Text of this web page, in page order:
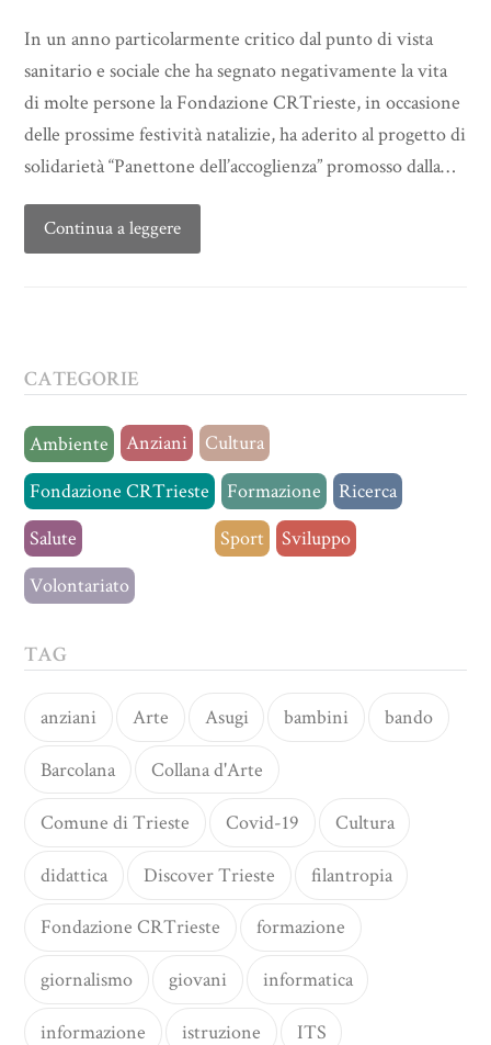
In un anno particolarmente critico dal punto di vista
sanitario e sociale che ha segnato negativamente la vita
di molte persone la Fondazione CRTrieste, in occasione
delle prossime festività natalizie, ha aderito al progetto di
solidarietà “Panettone dell’accoglienza” promosso dalla…
Continua a leggere
CATEGORIE
Ambiente Anziani
Cultura
Fondazione CRTrieste
Formazione
Ricerca
Salute
Sport
Sviluppo
Volontariato
TAG
anziani Arte Asugi bambini bando
Barcolana Collana d'Arte
Comune di Trieste Covid-19 Cultura
didattica Discover Trieste filantropia
Fondazione CRTrieste formazione
giornalismo giovani informatica
informazione istruzione ITS